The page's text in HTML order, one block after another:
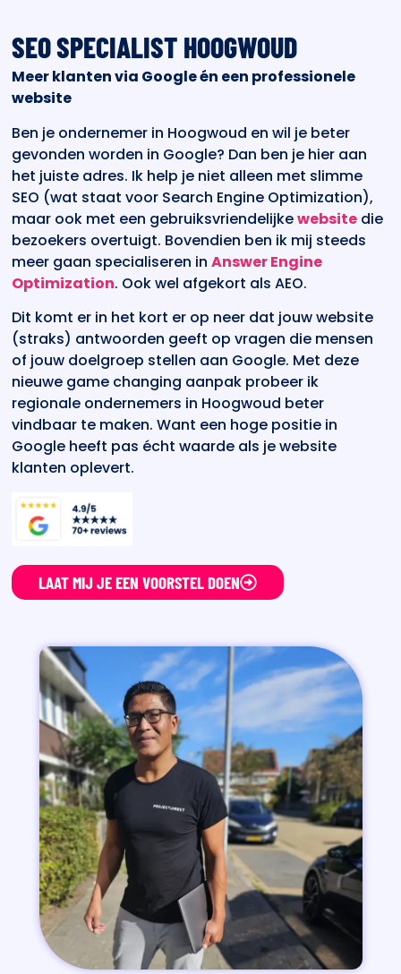
SEO SPECIALIST HOOGWOUD
Meer klanten via Google én een professionele
website
Ben je ondernemer in Hoogwoud en wil je beter
gevonden worden in Google? Dan ben je hier aan
het juiste adres. Ik help je niet alleen met slimme
SEO (wat staat voor Search Engine Optimization),
maar ook met een gebruiksvriendelijkewebsite die
bezoekers overtuigt. Bovendien ben ik mij steeds
meer gaan specialiseren inAnswer Engine
Optimization. Ook wel afgekort als AEO.
Dit komt er in het kort er op neer dat jouw website
(straks) antwoorden geeft op vragen die mensen
of jouw doelgroep stellen aan Google. Met deze
nieuwe game changing aanpak probeer ik
regionale ondernemers in Hoogwoud beter
vindbaar te maken. Want een hoge positie in
Google heeft pas écht waarde als je website
klanten oplevert.
LAAT MIJ JE EEN VOORSTEL DOEN